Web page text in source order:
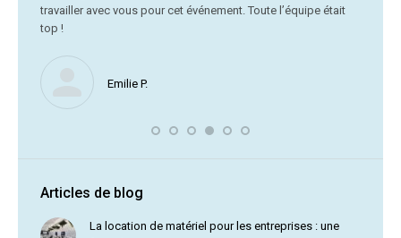
travailler avec vous pour cet événement. Toute l’équipe était
top !
Emilie P.
Articles de blog
La location de matériel pour les entreprises : une